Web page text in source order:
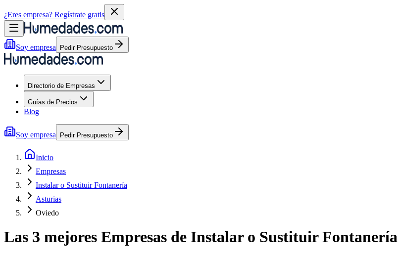
¿Eres empresa? Regístrate gratis
Soy empresa Pedir Presupuesto
Directorio de Empresas
Guías de Precios
Blog
Soy empresa Pedir Presupuesto
Inicio
Empresas
Instalar o Sustituir Fontanería
Asturias
Oviedo
Las 3 mejores Empresas de Instalar o Sustituir Fontanería